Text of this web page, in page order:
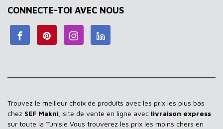
CONNECTE-TOI AVEC NOUS
Trouvez le meilleur choix de produits avec les prix les plus bas
chez SEF Makni , site de vente en ligne avec livraison express
sur toute la Tunisie Vous trouverez les prix les moins chers en